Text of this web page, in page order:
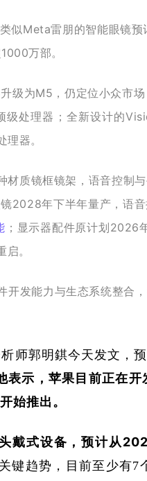
似Meta雷朋的智能眼镜
万部。
级为M5，仍定位小众市
级处理器；全新设计的
器。
质镜框镜架，语音控制
2028年下半年量产，语
；显示器配件原计划2026
。
开发能力与生态系统整合
师郭明錤今天发文，
表示，苹果目前正在
始推出。
戴式设备，预计从
键趋势，目前至少有7